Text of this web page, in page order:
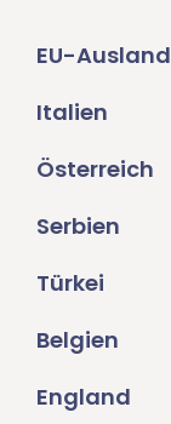
EU-Ausland
Italien
Österreich
Serbien
Türkei
Belgien
England